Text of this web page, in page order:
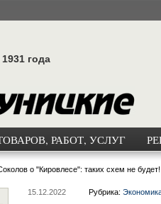
года
РАБОТ, УСЛУГ
о "Кировлесе": таких схем не будет!
15.12.2022 Рубрика: